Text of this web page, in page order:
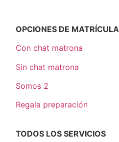
OPCIONES DE MATRÍCULA
Con chat matrona
Sin chat matrona
Somos 2
Regala preparación
TODOS LOS SERVICIOS